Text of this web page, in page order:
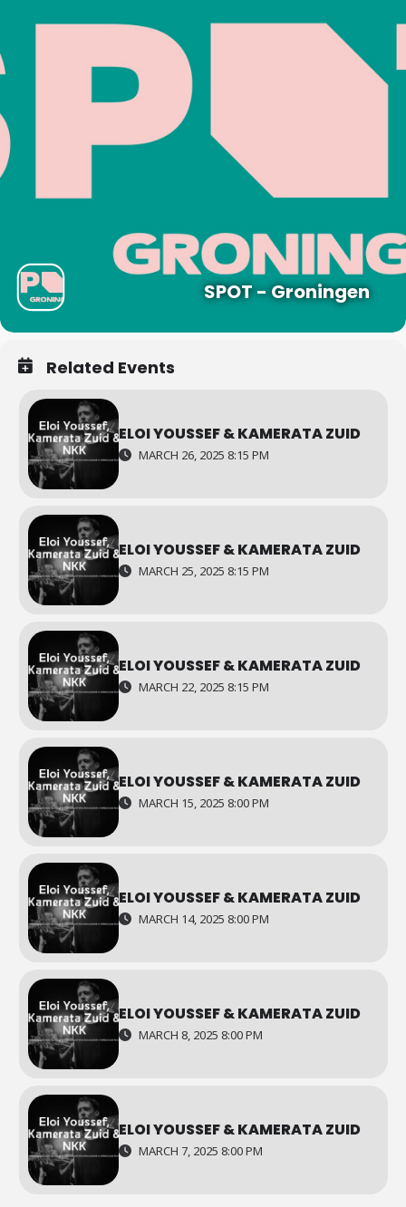
SPOT - Groningen
Related Events
ELOI YOUSSEF & KAMERATA ZUID
MARCH 26, 2025 8:15 PM
ELOI YOUSSEF & KAMERATA ZUID
MARCH 25, 2025 8:15 PM
ELOI YOUSSEF & KAMERATA ZUID
MARCH 22, 2025 8:15 PM
ELOI YOUSSEF & KAMERATA ZUID
MARCH 15, 2025 8:00 PM
ELOI YOUSSEF & KAMERATA ZUID
MARCH 14, 2025 8:00 PM
ELOI YOUSSEF & KAMERATA ZUID
MARCH 8, 2025 8:00 PM
ELOI YOUSSEF & KAMERATA ZUID
MARCH 7, 2025 8:00 PM